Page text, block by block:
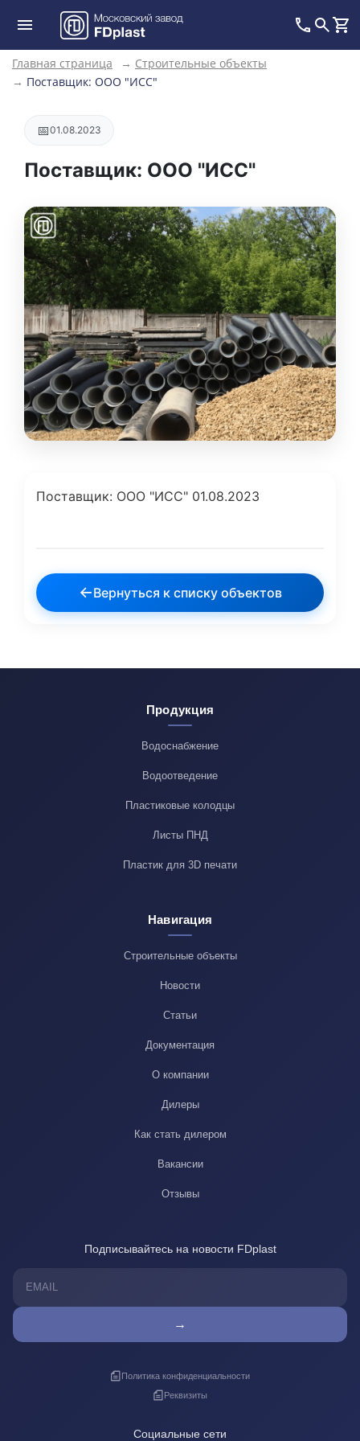
Главная страница → Строительные объекты
→ Поставщик: ООО "ИСС"
📅01.08.2023
Поставщик: ООО "ИСС"
Поставщик: ООО "ИСС" 01.08.2023
←Вернуться к списку объектов
Продукция
Водоснабжение
Водоотведение
Пластиковые колодцы
Листы ПНД
Пластик для 3D печати
Навигация
Строительные объекты
Новости
Статьи
Документация
О компании
Дилеры
Как стать дилером
Вакансии
Отзывы
Подписывайтесь на новости FDplast
→
Политика конфиденциальности
Реквизиты
Социальные сети